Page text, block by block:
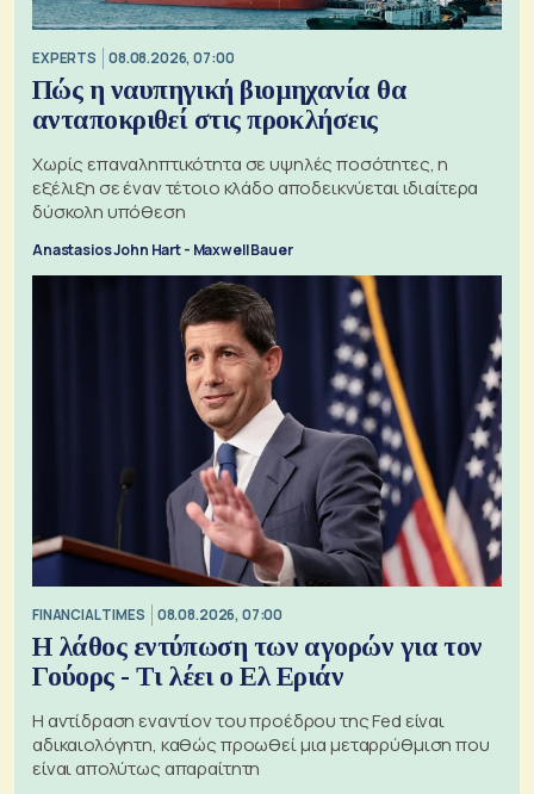
EXPERTS 08.08.2026, 07:00
Πώς η ναυπηγική βιομηχανία θα
ανταποκριθεί στις προκλήσεις
Χωρίς επαναληπτικότητα σε υψηλές ποσότητες, η
εξέλιξη σε έναν τέτοιο κλάδο αποδεικνύεται ιδιαίτερα
δύσκολη υπόθεση
Anastasios John Hart - Maxwell Bauer
FINANCIAL TIMES 08.08.2026, 07:00
Η λάθος εντύπωση των αγορών για τον
Γούορς - Τι λέει ο Ελ Εριάν
Η αντίδραση εναντίον του προέδρου της Fed είναι
αδικαιολόγητη, καθώς προωθεί μια μεταρρύθμιση που
είναι απολύτως απαραίτητη